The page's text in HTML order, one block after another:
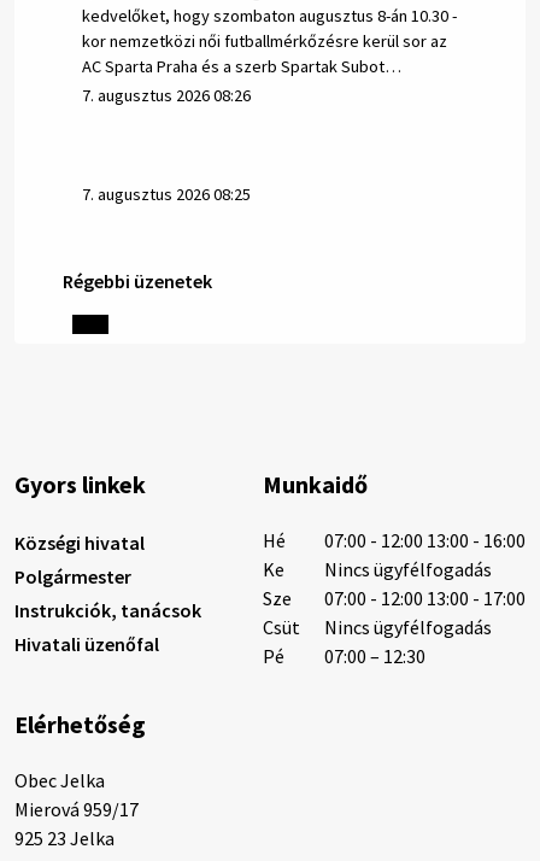
kedvelőket, hogy szombaton augusztus 8-án 10.30 -
kor nemzetközi női futballmérkőzésre kerül sor az
AC Sparta Praha és a szerb Spartak Subot…
7. augusztus 2026 08:26
7. augusztus 2026 08:25
Helyi közlemények: 2026.08.06.
1/ AZ IVÓVÍZ NEM MAGÁTÓL ÉRTETŐDŐ. A tartós
Helyi közlemények: 2026.08.05.
Gyászhirdetés: 2026.08.05. 1/ Tisztelt Lakosság!
temetési szertartás 2026. augusztus …
5. augusztus 2026 12:59
Régebbi üzenetek
Gyors linkek
Községi hivatal
Polgármester
Instrukciók, tanácsok
Hivatali üzenőfal
Munkaidő
Hé
07:00 - 12:00 13:00 - 16:00
Ke
Nincs ügyfélfogadás
Sze
07:00 - 12:00 13:00 - 17:00
Csüt
Nincs ügyfélfogadás
Pé
07:00 – 12:30
Elérhetőség
Obec Jelka
Mierová 959/17
925 23 Jelka